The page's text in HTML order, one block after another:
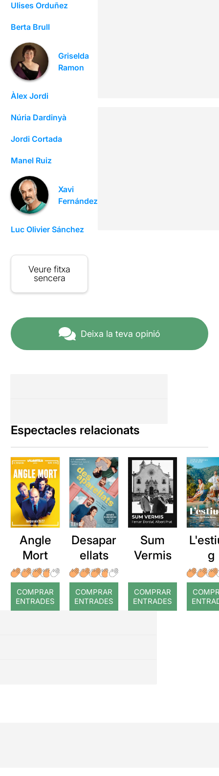
Ulises Orduñez
Berta Brull
Griselda
Ramon
Àlex Jordi
Núria Dardinyà
Jordi Cortada
Manel Ruiz
Xavi
Fernández
Luc Olivier Sánchez
Veure fitxa
sencera
Deixa la teva opinió
Espectacles relacionats
Angle
Mort
COMPRAR
ENTRADES
Desapar
ellats
COMPRAR
ENTRADES
Sum
Vermis
COMPRAR
ENTRADES
g